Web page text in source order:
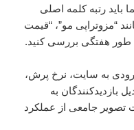
باید رتبه کلمه اصلی
“مزوتراپی مو”، “قیمت
طور هفتگی بررسی کنید.
به سایت، نرخ پرش،
بازدیدکنندگان به
تصویر جامعی از عملکرد